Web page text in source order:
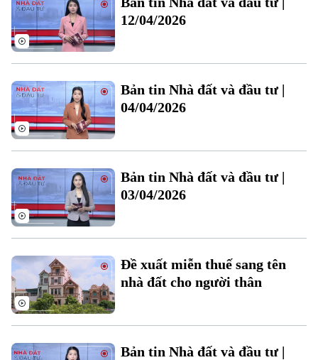
Đất đai
Kinh nghiệm
Xe máy
Thị trường
Tuyển sinh
Hướng nghiệp
Tin tức
Di tích
Sức khỏe
Dinh dưỡng
Tư vấn sức khỏe
Bóng đá
Quần vợt
Golf
Giải trí
Tin tức
Sao
Điện ảnh
Âm nhạc
Đã phát sóng
12/04/2026
Bản tin Nhà đất và đầu tư |
04/04/2026
Bản tin Nhà đất và đầu tư |
03/04/2026
Đề xuất miễn thuế sang tên
nhà đất cho người thân
Bản tin Nhà đất và đầu tư |